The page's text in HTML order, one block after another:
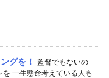
グを！
監督でもないの
一生懸命考えている人も